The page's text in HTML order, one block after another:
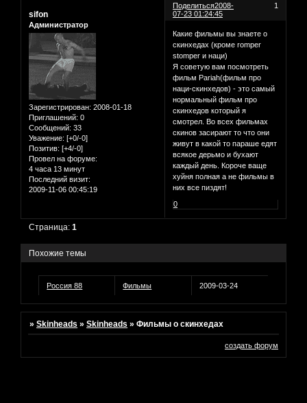
Поделиться 1
2008-
07-23 01:24:45
sifon
Администратор
Зарегистрирован: 2008-01-18
Приглашений: 0
Сообщений: 33
Уважение: [+0/-0]
Позитив: [+4/-0]
Провел на форуме:
4 часа 13 минут
Последний визит:
2009-11-06 00:45:19
Какие фильмы вы знаете о
скинхедах (кроме romper
stomper и наци)
Я советую вам посмотреть
фильм Pariah(фильм про
наци-скинхедов) - это самый
нормальный фильм про
скинхедов который я
смотрел. Во всех фильмах
скинов засирают то что они
живут в какой то параше едят
всякое дерьмо и бухают
каждый день. Короче ваще
хуйня полная а не фильмы в
них все пиздят!
0
Страница:1
Похожие темы
Россия 88 Фильмы 2009-03-24
»Skinheads »Skinheads »Фильмы о скинхедах
создать форум